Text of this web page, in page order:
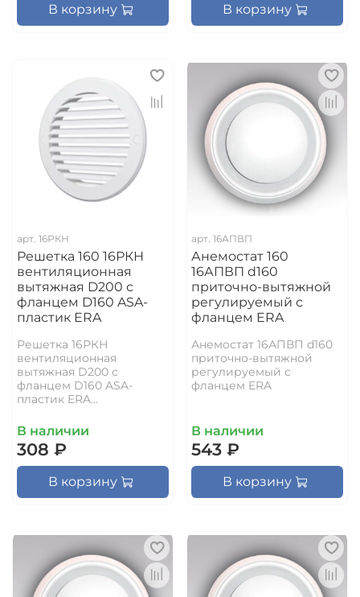
В корзину В корзину
арт. 16РКН
Решетка 160 16РКН
вентиляционная
вытяжная D200 с
фланцем D160 ASA-
пластик ERA
Решетка 16РКН
вентиляционная
вытяжная D200 с
фланцем D160 ASA-
пластик ERA...
В наличии
308 ₽
В корзину
арт. 16АПВП
Анемостат 160
16АПВП d160
приточно-вытяжной
регулируемый с
фланцем ERA
Анемостат 16АПВП d160
приточно-вытяжной
регулируемый с
фланцем ERA
В наличии
543 ₽
В корзину